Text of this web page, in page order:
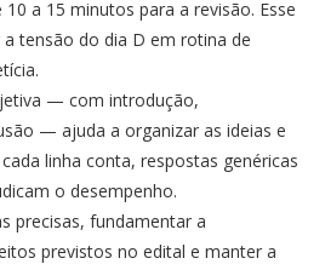
a 15 minutos para a revisão. Esse
tensão do dia D em rotina de
— com introdução,
— ajuda a organizar as ideias e
linha conta, respostas genéricas
o desempenho.
precisas, fundamentar a
previstos no edital e manter a